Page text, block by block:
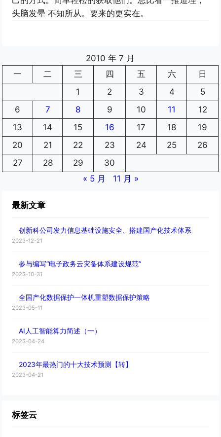
头脑发晕 不知所从。要来的更实在。
2010 年 7 月
一
二 三 四 五 六
日
1
2 3 4
5
6
7 8 9 10 11
12
13
14 15 16 17 18
19
20
21 22 23 24 25
26
27
28 29
30
« 5 月
11 月 »
最新文章
创新科公司发力信息基础设施安全、搭建国产化技术体系
2023-12-21
参与编写“电子政务云灾备体系建设规范”
2023-10-31
全国产化数据保护一体机重塑数据保护策略
2023-05-11
AI人工智能算力简述（一）
2023-04-24
2023年最热门的十大技术预测【转】
2023-04-21
标签云